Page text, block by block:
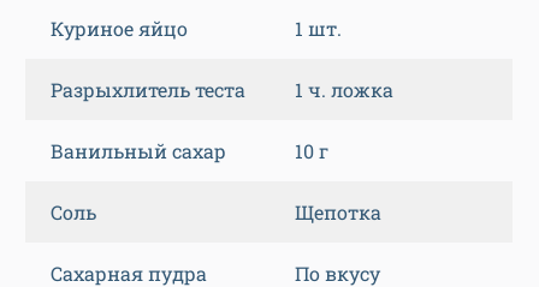
Куриное яйцо 1 шт.
Разрыхлитель теста 1 ч. ложка
Ванильный сахар 10 г
Соль Щепотка
Сахарная пудра По вкусу